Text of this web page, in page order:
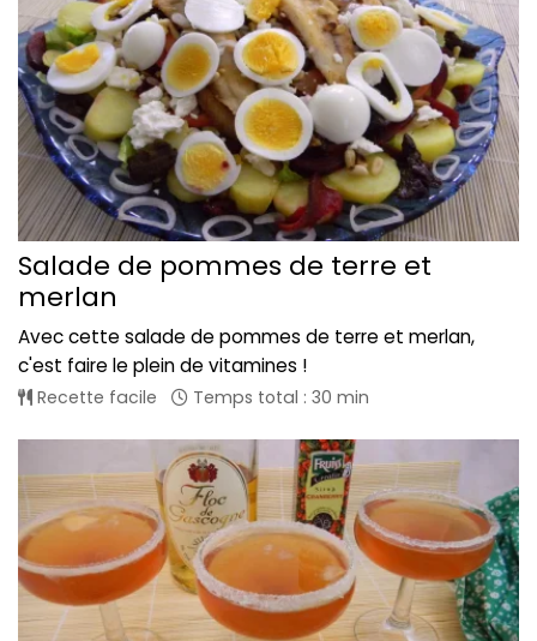
Salade de pommes de terre et
merlan
Avec cette salade de pommes de terre et merlan,
c'est faire le plein de vitamines !
Recette facile Temps total : 30 min